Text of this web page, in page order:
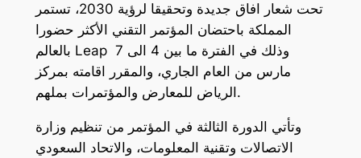
تحت شعار افاق جديدة وتحقيقا لرؤية 2030، تستمر
المملكة باحتضان المؤتمر التقني الأكثر حضورا
بالعالم Leap وذلك في الفترة ما بين 4 الى 7
مارس من العام الجاري، والمقرر اقامته بمركز
الرياض للمعارض والمؤتمرات بملهم.
وتأتي الدورة الثالثة في المؤتمر من تنظيم وزارة
الاتصالات وتقنية المعلومات، والاتحاد السعودي